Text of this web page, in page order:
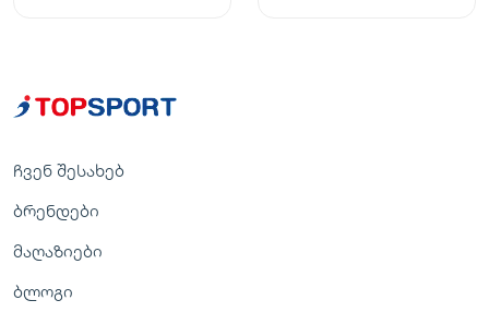
ჩვენ შესახებ
ბრენდები
მაღაზიები
ბლოგი